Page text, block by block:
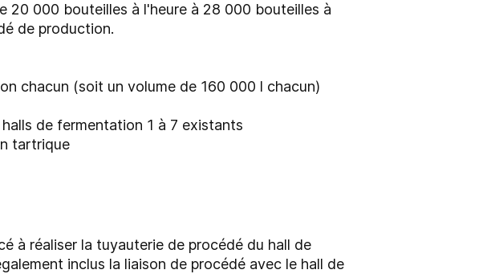
20 000 bouteilles à l'heure à 28 000 bouteilles à
de production.
chacun (soit un volume de 160 000 l chacun)
de fermentation 1 à 7 existants
tartrique
à réaliser la tuyauterie de procédé du hall de
inclus la liaison de procédé avec le hall de